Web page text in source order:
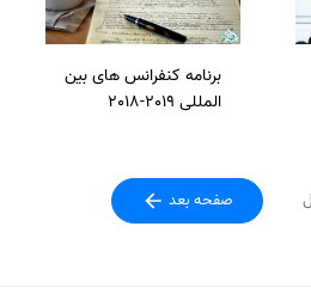
برنامه کنفرانس های بین
المللی 2019-2018
صفحه بعد